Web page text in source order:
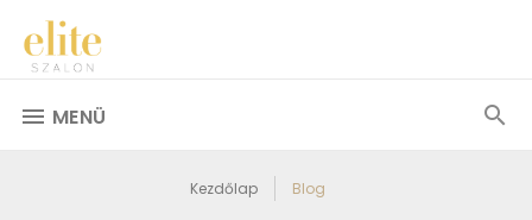
MENÜ
Kezdőlap Blog